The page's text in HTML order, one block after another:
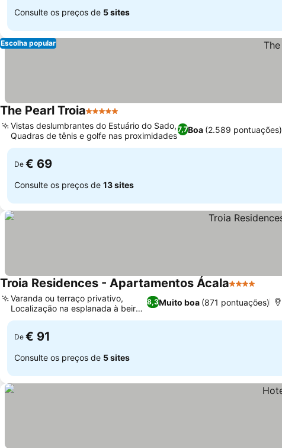
Consulte os preços de 5 sites
Escolha popular
The Pearl Troia5 Estrelas
7,7Boa (2.589 pontuações)
Vistas deslumbrantes do Estuário do Sado,
Quadras de tênis e golfe nas proximidades
De € 69
Consulte os preços de 13 sites
Troia Residences - Apartamentos Ácala4 Estrelas
8,3Muito boa (871 pontuações)
Varanda ou terraço privativo,
Localização na esplanada à beira-
mar
De € 91
Consulte os preços de 5 sites